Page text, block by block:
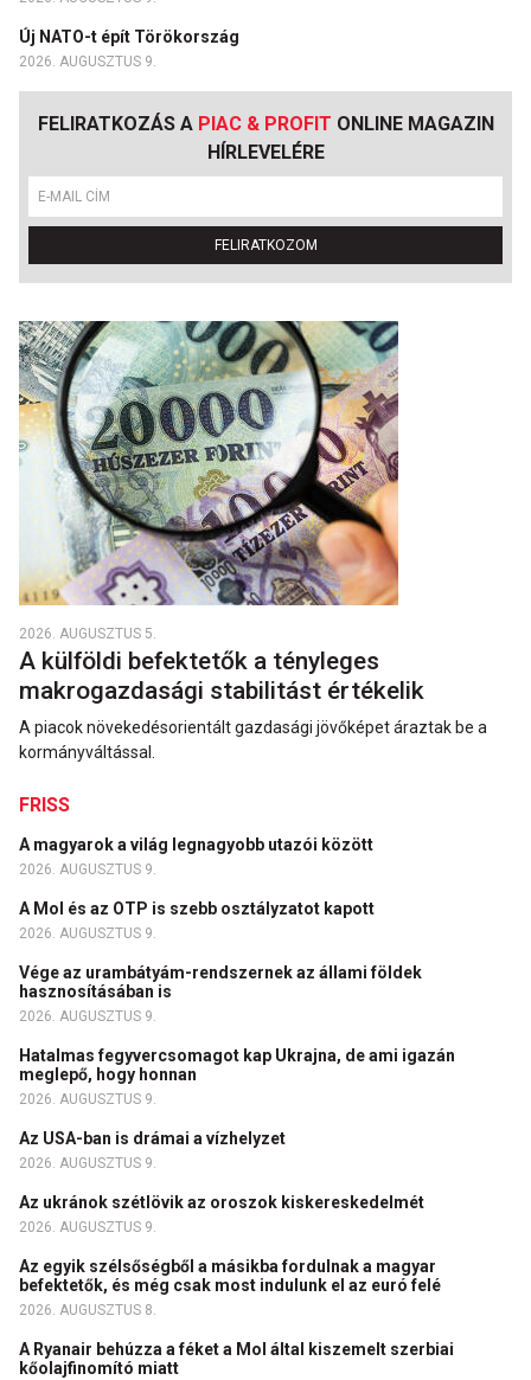
Új NATO-t épít Törökország
2026. AUGUSZTUS 9.
FELIRATKOZÁS A PIAC & PROFIT ONLINE MAGAZIN
HÍRLEVELÉRE
FELIRATKOZOM
2026. AUGUSZTUS 5.
A külföldi befektetők a tényleges
makrogazdasági stabilitást értékelik
A piacok növekedésorientált gazdasági jövőképet áraztak be a
kormányváltással.
FRISS
A magyarok a világ legnagyobb utazói között
2026. AUGUSZTUS 9.
A Mol és az OTP is szebb osztályzatot kapott
2026. AUGUSZTUS 9.
Vége az urambátyám-rendszernek az állami földek
hasznosításában is
2026. AUGUSZTUS 9.
Hatalmas fegyvercsomagot kap Ukrajna, de ami igazán
meglepő, hogy honnan
2026. AUGUSZTUS 9.
Az USA-ban is drámai a vízhelyzet
2026. AUGUSZTUS 9.
Az ukránok szétlövik az oroszok kiskereskedelmét
2026. AUGUSZTUS 9.
Az egyik szélsőségből a másikba fordulnak a magyar
befektetők, és még csak most indulunk el az euró felé
2026. AUGUSZTUS 8.
A Ryanair behúzza a féket a Mol által kiszemelt szerbiai
kőolajfinomító miatt